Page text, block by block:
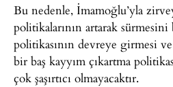
Bu nedenle, İmamoğlu’yla
politikalarının artarak
politikasının devreye girmesi
bir baş kayyım çıkartma
çok şaşırtıcı olmayacaktır.